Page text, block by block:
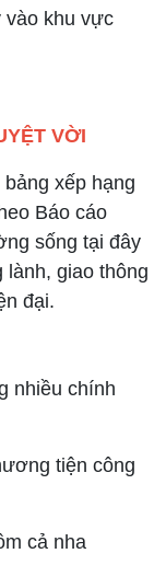
vào khu vực
VỜI
xếp hạng
Báo cáo
sống tại đây
giao thông
đại.
nhiều chính
tiện công
cả nha